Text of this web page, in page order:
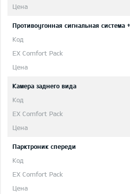
Противоугонная сигнальная система
Камера заднего вида
Парктроник спереди